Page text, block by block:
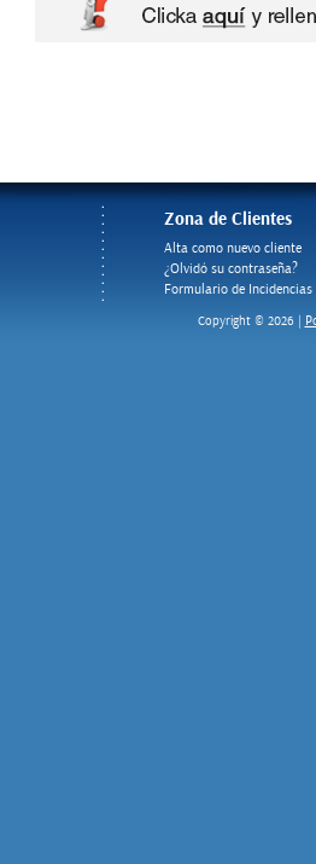
Zona de Clientes
Alta como nuevo cliente
¿Olvidó su contraseña?
Formulario de Incidencias
Copyright © 2026 |